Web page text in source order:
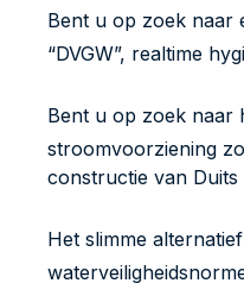
Bent u op zoek naar
“DVGW”, realtime
Bent u op zoek naar
stroomvoorziening
constructie van
Het slimme